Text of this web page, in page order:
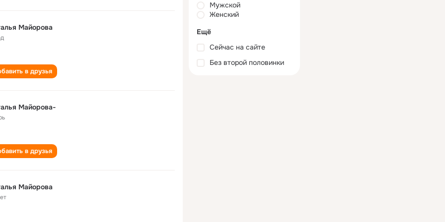
Майорова
в друзья
Майорова-
в друзья
Майорова
Мужской
Женский
Ещё
Сейчас на сайте
Без второй половинки